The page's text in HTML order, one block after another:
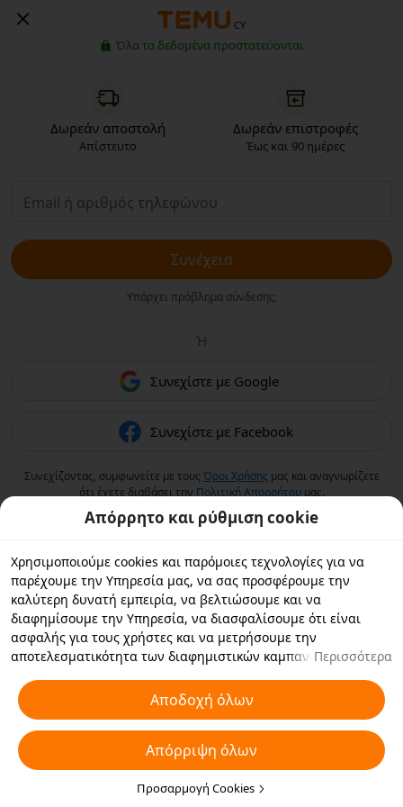
CY
Όλα τα δεδομένα προστατεύονται
Δωρεάν αποστολή
Απίστευτο
Δωρεάν επιστροφές
Έως και 90 ημέρες
Συνέχεια
Υπάρχει πρόβλημα σύνδεσης;
Ή
Συνεχίστε με Google
Συνεχίστε με Facebook
Συνεχίζοντας, συμφωνείτε με τους Όροι Χρήσης μας και αναγνωρίζετε
ότι έχετε διαβάσει την Πολιτική Aπορρήτουμας.
Απόρρητο και ρύθμιση cookie
Χρησιμοποιούμε cookies και παρόμοιες τεχνολογίες για να
παρέχουμε την Υπηρεσία μας, να σας προσφέρουμε την
καλύτερη δυνατή εμπειρία, να βελτιώσουμε και να
διαφημίσουμε την Υπηρεσία, να διασφαλίσουμε ότι είναι
ασφαλής για τους χρήστες και να μετρήσουμε την
αποτελεσματικότητα των διαφημιστικών καμπανιών. Εάν
συνεργάτες με τους οποίους συνεργαζόμαστε να αποθηκεύουν
cookies και παρόμοιες τεχνολογίες στη συσκευή σας για
διαφημιστικούς σκοπούς. Μπορείτε επίσης να κάνετε
"Απόρριψη όλων" για τα μη απαραίτητα cookie ή να επιλέξετε
ποιους τύπους cookies θέλετε να αποδεχτείτε ή να
απενεργοποιήσετε κάνοντας κλικ στην επιλογή "Προσαρμογή
Περισσότερα
Αποδοχή όλων
Απόρριψη όλων
Προσαρμογή Cookies